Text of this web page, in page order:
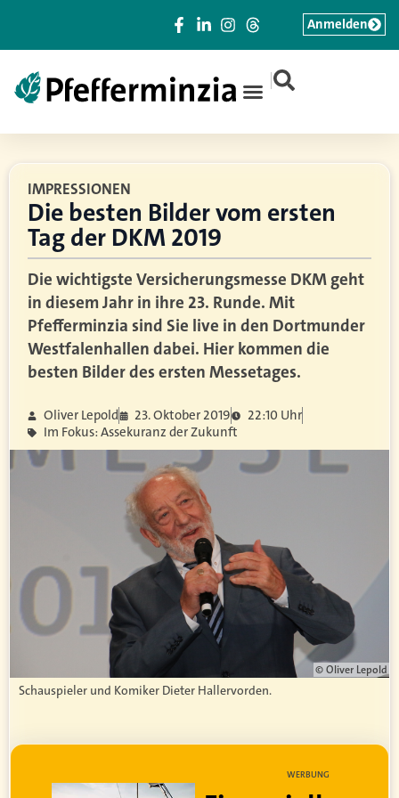
|
Anmelden
IMPRESSIONEN
Die besten Bilder vom ersten
Tag der DKM 2019
Die wichtigste Versicherungsmesse DKM geht
in diesem Jahr in ihre 23. Runde. Mit
Pfefferminzia sind Sie live in den Dortmunder
Westfalenhallen dabei. Hier kommen die
besten Bilder des ersten Messetages.
Oliver Lepold 23. Oktober 2019
22:10 Uhr
Im Fokus: Assekuranz der Zukunft
© Oliver Lepold
Schauspieler und Komiker Dieter Hallervorden.
WERBUNG